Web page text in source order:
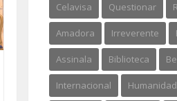
Celavisa Questionar
Amadora Irreverente
Assinala Biblioteca
Internacional